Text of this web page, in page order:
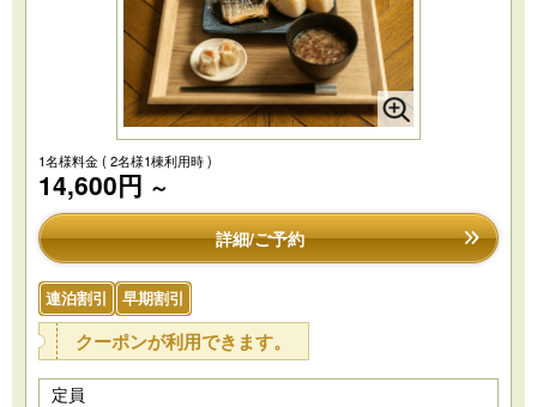
1名様料金( 2名様1棟利用時 )
14,600円 ～
詳細/ご予約
連泊割引 早期割引
クーポンが利用できます。
定員